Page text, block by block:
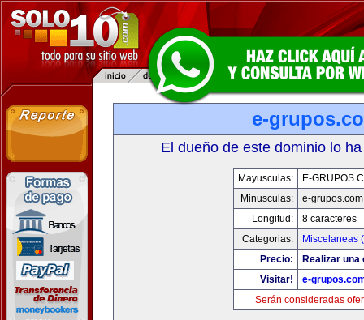
e-
El dueño de este dominio lo
Mayusculas:
E-
Minusculas:
e-grupos.com
Longitud:
8 caracteres
Categorias:
Miscelaneas
Precio:
Realizar una
Visitar!
e-
Serán consideradas